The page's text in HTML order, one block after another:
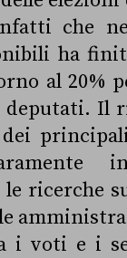
che
ha
al 20%
deputati. Il
le ricerche
i voti e i